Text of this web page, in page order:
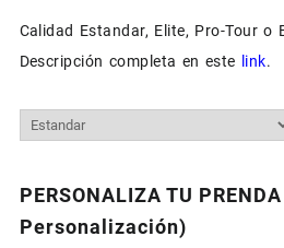
Calidad Estandar, Elite, Pro-Tour o
Descripción completa en este
link.
PERSONALIZA TU
Personalización)